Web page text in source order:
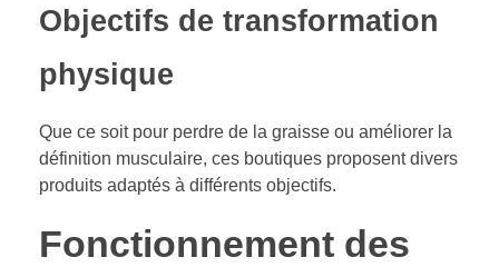
Objectifs de transformation
physique
Que ce soit pour perdre de la graisse ou améliorer la
définition musculaire, ces boutiques proposent divers
produits adaptés à différents objectifs.
Fonctionnement des